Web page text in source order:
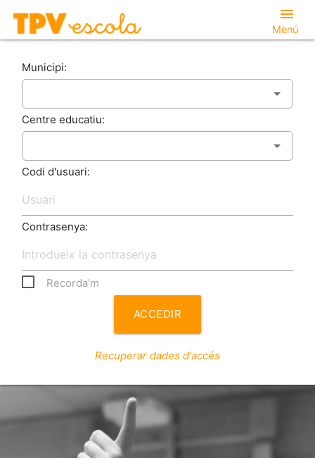
menu
Menú
Municipi:
Centre educatiu:
Codi d'usuari:
Contrasenya:
Recorda'm
ACCEDIR
Recuperar dades d'accés